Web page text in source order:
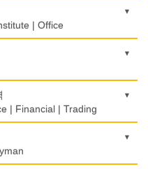
| Office
| Financial | Trading